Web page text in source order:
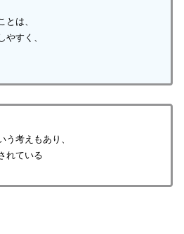
は、
すく、
う考えもあり、
れている